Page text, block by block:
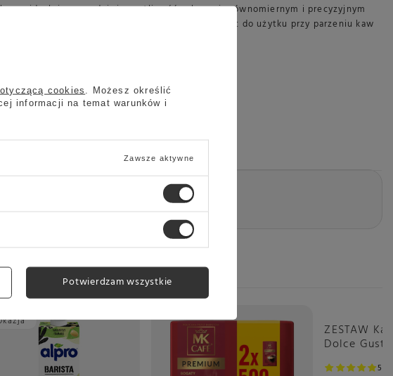
idealnie sprawdzi się możliwość polewania równomiernym i precyzyjnym
tego czajnika sprawia, że dedykowany on jest do użytku przy parzeniu kaw
5
ZESTAW
Dolce
cookies
. Możesz określić
informacji na temat warunków i
Zawsze aktywne
Potwierdzam wszystkie